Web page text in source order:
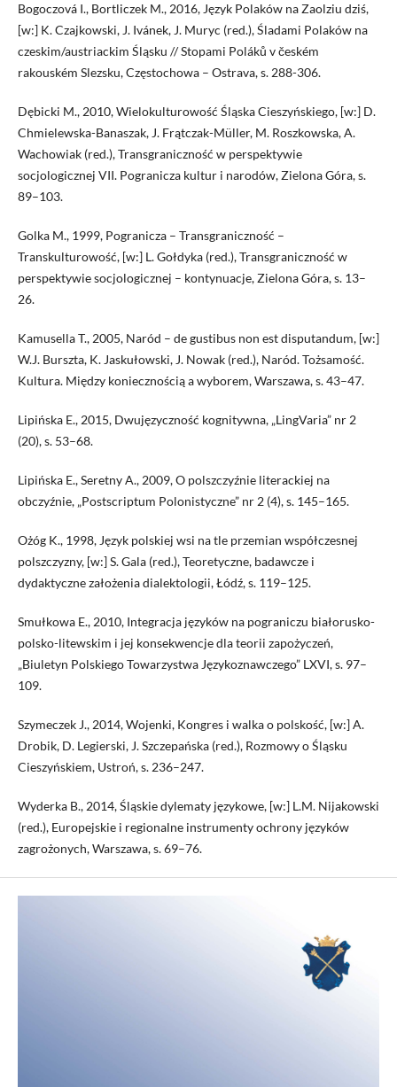
Bogoczová I., Bortliczek M., 2016, Język Polaków na Zaolziu dziś,
[w:] K. Czajkowski, J. Ivánek, J. Muryc (red.), Śladami Polaków na
czeskim/austriackim Śląsku // Stopami Poláků v českém
rakouském Slezsku, Częstochowa – Ostrava, s. 288-306.
Dębicki M., 2010, Wielokulturowość Śląska Cieszyńskiego, [w:] D.
Chmielewska-Banaszak, J. Frątczak-Müller, M. Roszkowska, A.
Wachowiak (red.), Transgraniczność w perspektywie
socjologicznej VII. Pogranicza kultur i narodów, Zielona Góra, s.
89–103.
Golka M., 1999, Pogranicza – Transgraniczność –
Transkulturowość, [w:] L. Gołdyka (red.), Transgraniczność w
perspektywie socjologicznej – kontynuacje, Zielona Góra, s. 13–
26.
Kamusella T., 2005, Naród – de gustibus non est disputandum, [w:]
W.J. Burszta, K. Jaskułowski, J. Nowak (red.), Naród. Tożsamość.
Kultura. Między koniecznością a wyborem, Warszawa, s. 43–47.
Lipińska E., 2015, Dwujęzyczność kognitywna, „LingVaria” nr 2
(20), s. 53–68.
Lipińska E., Seretny A., 2009, O polszczyźnie literackiej na
obczyźnie, „Postscriptum Polonistyczne” nr 2 (4), s. 145–165.
Ożóg K., 1998, Język polskiej wsi na tle przemian współczesnej
polszczyzny, [w:] S. Gala (red.), Teoretyczne, badawcze i
dydaktyczne założenia dialektologii, Łódź, s. 119–125.
Smułkowa E., 2010, Integracja języków na pograniczu białorusko-
polsko-litewskim i jej konsekwencje dla teorii zapożyczeń,
„Biuletyn Polskiego Towarzystwa Językoznawczego” LXVI, s. 97–
109.
Szymeczek J., 2014, Wojenki, Kongres i walka o polskość, [w:] A.
Drobik, D. Legierski, J. Szczepańska (red.), Rozmowy o Śląsku
Cieszyńskiem, Ustroń, s. 236–247.
Wyderka B., 2014, Śląskie dylematy językowe, [w:] L.M. Nijakowski
(red.), Europejskie i regionalne instrumenty ochrony języków
zagrożonych, Warszawa, s. 69–76.